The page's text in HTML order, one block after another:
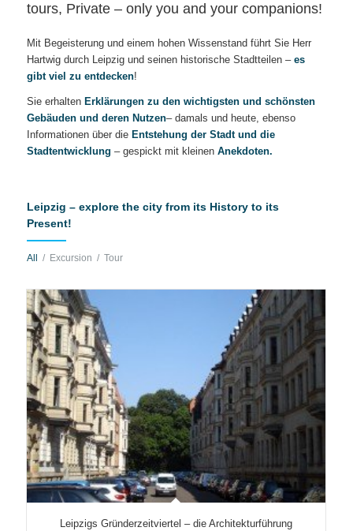
tours, Private – only you and your companions!
Mit Begeisterung und einem hohen Wissenstand führt Sie Herr
Hartwig durch Leipzig und seinen historische Stadtteilen –es
gibt viel zu entdecken!
Sie erhalten Erklärungen zu den wichtigsten und schönsten
Gebäuden und deren Nutzen– damals und heute, ebenso
Informationen über die Entstehung der Stadt und die
Stadtentwicklung – gespickt mit kleinen Anekdoten.
Leipzig – explore the city from its History to its
Present!
All / Excursion / Tour
Leipzigs Gründerzeitviertel – die Architekturführung